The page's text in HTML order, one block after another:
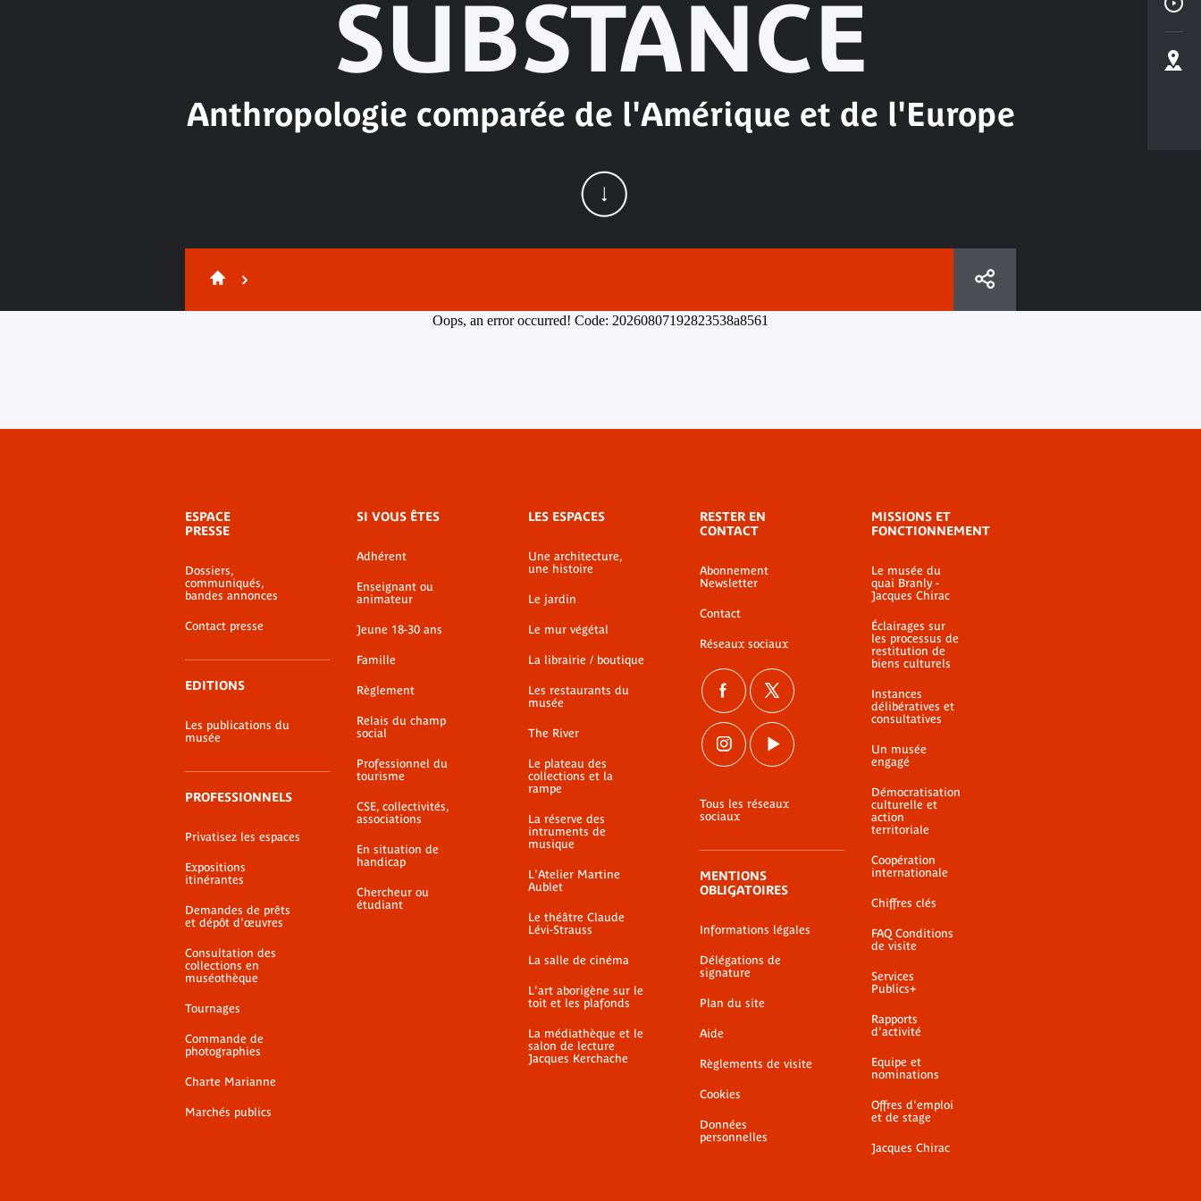
SUBSTANCE
Anthropologie comparée de l'Amérique et de l'Europe
Oops, an error occurred! Code: 20260807192823538a8561
de
bas-
page
ESPACE
PRESSE
Dossiers,
communiqués,
bandes annonces
Contact presse
EDITIONS
Les publications du
musée
PROFESSIONNELS
Privatisez les espaces
Expositions
itinérantes
Demandes de prêts
et dépôt d'œuvres
Consultation des
collections en
muséothèque
Tournages
Commande de
photographies
Charte Marianne
Marchés publics
SI VOUS ÊTES
Adhérent
Enseignant ou
animateur
Jeune 18-30 ans
Famille
Règlement
Relais du champ
social
Professionnel du
tourisme
CSE, collectivités,
associations
En situation de
handicap
Chercheur ou
étudiant
LES ESPACES
Une architecture,
une histoire
Le jardin
Le mur végétal
La librairie / boutique
Les restaurants du
musée
The River
Le plateau des
collections et la
rampe
La réserve des
intruments de
musique
L'Atelier Martine
Aublet
Le théâtre Claude
Lévi-Strauss
La salle de cinéma
L'art aborigène sur le
toit et les plafonds
La médiathèque et le
salon de lecture
Jacques Kerchache
RESTER EN
CONTACT
Abonnement
Newsletter
Contact
Réseaux sociaux
Tous les réseaux
sociaux
MENTIONS
OBLIGATOIRES
Informations légales
Délégations de
signature
Plan du site
Aide
Règlements de visite
Cookies
Données
personnelles
MISSIONS ET
FONCTIONNEMENT
Le musée du
quai Branly -
Jacques Chirac
Éclairages sur
les processus de
restitution de
biens culturels
Instances
délibératives et
consultatives
Un musée
engagé
Démocratisation
culturelle et
action
territoriale
Coopération
internationale
Chiffres clés
FAQ Conditions
de visite
Services
Publics+
Rapports
d'activité
Equipe et
nominations
Offres d'emploi
et de stage
Jacques Chirac